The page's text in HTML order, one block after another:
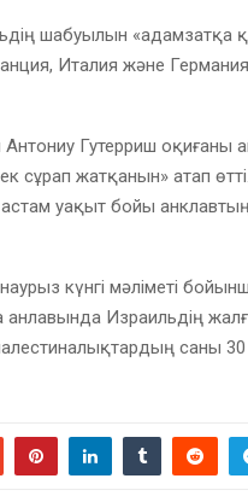
шабуылын «адамзатқа
Италия және
Гутерриш оқиғаны
сұрап жатқанын» атап
уақыт бойы анклавтың
күнгі мәліметі
Израильдің
саны 30